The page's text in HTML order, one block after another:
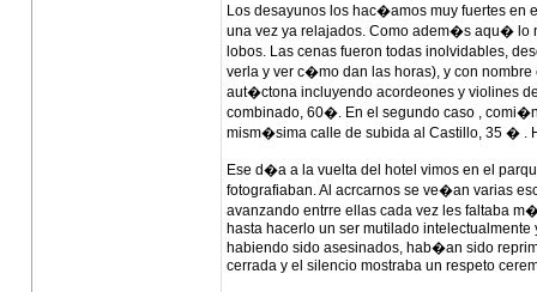
Los desayunos los hac�amos muy fuertes en
una vez ya relajados. Como adem�s aqu� lo
lobos. Las cenas fueron todas inolvidables,
verla y ver c�mo dan las horas), y con
aut�ctona incluyendo acordeones y violines
combinado, 60�. En el segundo caso ,
mism�sima calle de subida al Castillo, 35 � .
Ese d�a a la vuelta del hotel vimos en el
fotografiaban. Al acrcarnos se ve�an varias
avanzando entrre ellas cada vez les faltaba
hasta hacerlo un ser mutilado
habiendo sido asesinados, hab�an sido
cerrada y el silencio mostraba un respeto